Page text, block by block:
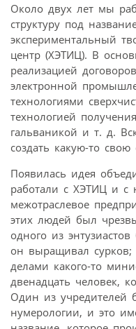
Около двух лет мы
структуру под
экспериментальный
центр (ХЭТИЦ). В
реализацией
электронной
технологиями
технологией
гальваникой и т. д.
создать какую-то свою
Появилась идея
работали с ХЭТИЦ и с
межотраслевое
этих людей был
одного из
он выращивал
делами какого-то
двенадцать человек,
Один из
нумерологии, и это